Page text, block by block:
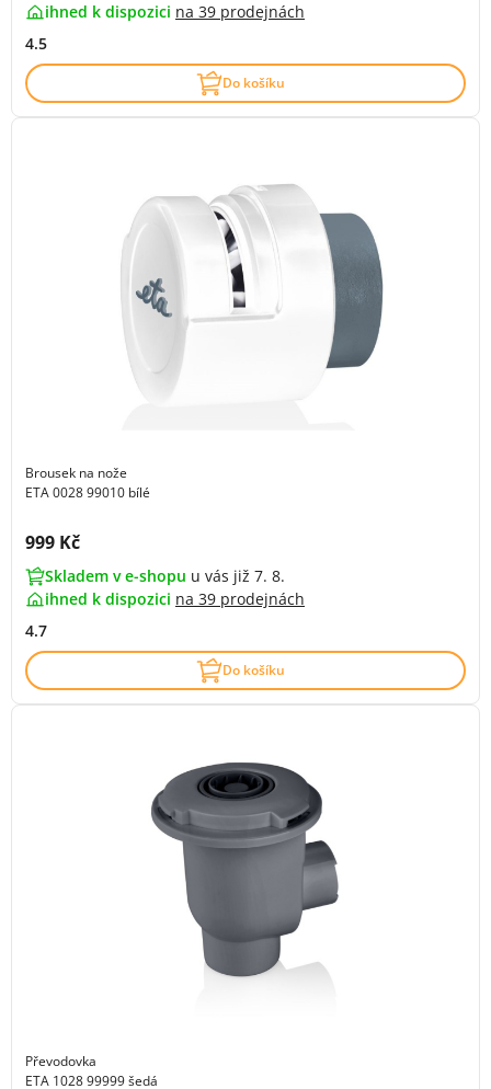
ihned k dispozici na 39 prodejnách
4.5
Do košíku
Brousek na nože
ETA 0028 99010 bílé
Cena s DPH:
999 Kč
Skladem v e-shopu u vás již 7. 8.
ihned k dispozici na 39 prodejnách
4.7
Do košíku
Převodovka
ETA 1028 99999 šedá